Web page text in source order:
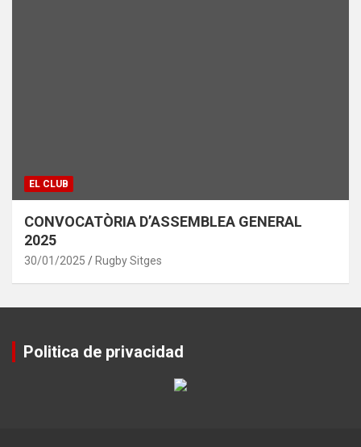
EL CLUB
CONVOCATÒRIA D’ASSEMBLEA GENERAL
2025
30/01/2025 Rugby Sitges
Politica de privacidad